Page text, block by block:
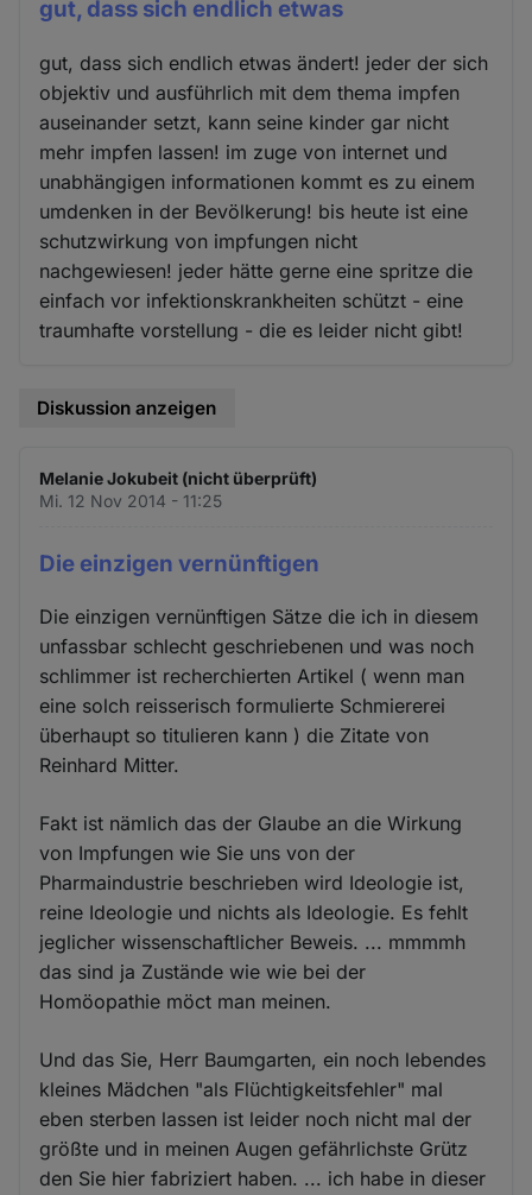
gut, dass sich endlich etwas
gut, dass sich endlich etwas ändert! jeder der sich
objektiv und ausführlich mit dem thema impfen
auseinander setzt, kann seine kinder gar nicht
mehr impfen lassen! im zuge von internet und
unabhängigen informationen kommt es zu einem
umdenken in der Bevölkerung! bis heute ist eine
schutzwirkung von impfungen nicht
nachgewiesen! jeder hätte gerne eine spritze die
einfach vor infektionskrankheiten schützt - eine
traumhafte vorstellung - die es leider nicht gibt!
Diskussion anzeigen
Melanie Jokubeit (nicht überprüft)
Mi. 12 Nov 2014 - 11:25
Die einzigen vernünftigen
Die einzigen vernünftigen Sätze die ich in diesem
unfassbar schlecht geschriebenen und was noch
schlimmer ist recherchierten Artikel ( wenn man
eine solch reisserisch formulierte Schmiererei
überhaupt so titulieren kann ) die Zitate von
Reinhard Mitter.
Fakt ist nämlich das der Glaube an die Wirkung
von Impfungen wie Sie uns von der
Pharmaindustrie beschrieben wird Ideologie ist,
reine Ideologie und nichts als Ideologie. Es fehlt
jeglicher wissenschaftlicher Beweis. ... mmmmh
das sind ja Zustände wie wie bei der
Homöopathie möct man meinen.
Und das Sie, Herr Baumgarten, ein noch lebendes
kleines Mädchen "als Flüchtigkeitsfehler" mal
eben sterben lassen ist leider noch nicht mal der
größte und in meinen Augen gefährlichste Grütz
den Sie hier fabriziert haben. ... ich habe in dieser